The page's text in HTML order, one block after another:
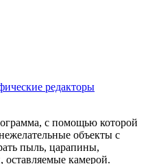
редакторы
с помощью которой
объекты с
пыль, царапины,
камерой.